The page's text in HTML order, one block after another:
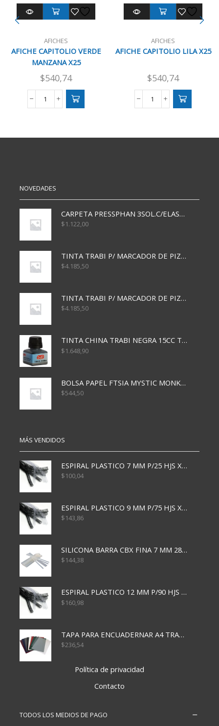
AFICHES
AFICHE CAPITOLIO VERDE
MANZANA X25
$540,74
AFICHE
X25
AFICHES
AFICHE CAPITOLIO LILA X25
$540,74
AFICHE
cantidad
NOVEDADES
CARPETA PRESSPHAN 3SOL.C/ELAST MARRON A4 P01A
$1.122,00
TINTA TRABI P/ MARCADOR DE PIZARRA x30ml AZUL
$4.185,50
TINTA TRABI P/ MARCADOR DE PIZARRA x30ml ROJO
$4.185,50
TINTA CHINA TRABI NEGRA 15CC TR3460
$1.648,90
BOLSA PAPEL FTSIA MYSTIC MONKEY 14/08/20
$544,50
MÁS VENDIDOS
ESPIRAL PLASTICO 7 MM P/25 HJS X50x3000
$100,04
ESPIRAL PLASTICO 9 MM P/75 HJS X50X2400
$143,86
SILICONA BARRA CBX FINA 7 MM 28 CM
$144,38
ESPIRAL PLASTICO 12 MM P/90 HJS X50X1500
$160,98
TAPA PARA ENCUADERNAR A4 TRANSP x50x500
$236,54
Política de privacidad
Contacto
TODOS LOS MEDIOS DE PAGO